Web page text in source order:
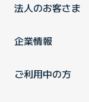
法人のお客さま
企業情報
ご利用中の方